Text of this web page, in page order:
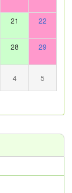
21 22
28 29
4 5